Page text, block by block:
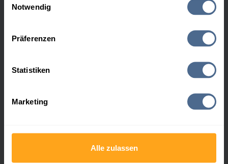
Notwendig
Präferenzen
Statistiken
Marketing
Alle zulassen
Heizölpreise in Brandenberg
30.07.2026
3 Monate 164,50 € 30.07.2026